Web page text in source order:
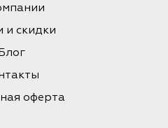
и скидки
Блог
оферта